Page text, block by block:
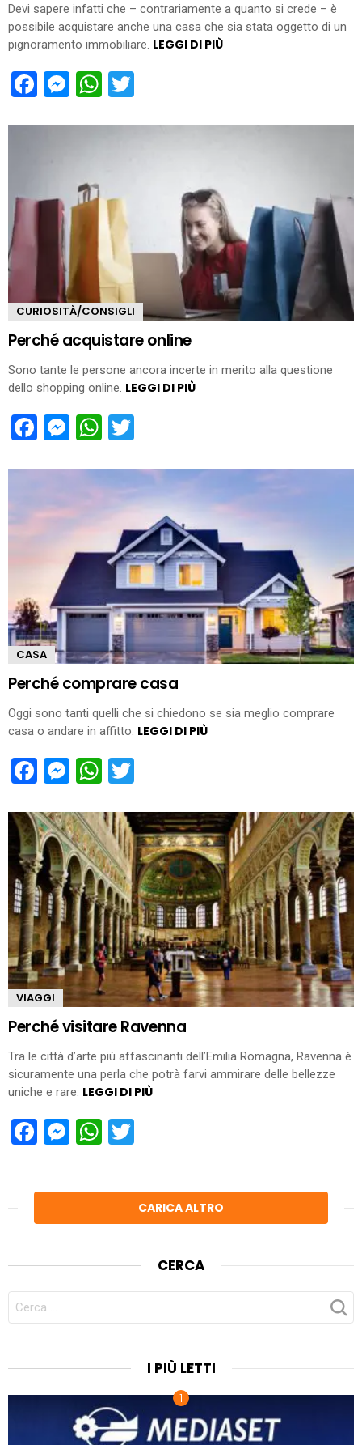
Devi sapere infatti che – contrariamente a quanto si crede – è
possibile acquistare anche una casa che sia stata oggetto di un
pignoramento immobiliare. LEGGI DI PIÙ
Facebook
Messenger
WhatsApp
CURIOSITÀ/CONSIGLI
Perché acquistare online
Sono tante le persone ancora incerte in merito alla questione
dello shopping online. LEGGI DI PIÙ
Facebook
Messenger
WhatsApp
CASA
Perché comprare casa
Oggi sono tanti quelli che si chiedono se sia meglio comprare
casa o andare in affitto. LEGGI DI PIÙ
Facebook
Messenger
WhatsApp
VIAGGI
Perché visitare Ravenna
Tra le città d’arte più affascinanti dell’Emilia Romagna, Ravenna è
sicuramente una perla che potrà farvi ammirare delle bellezze
uniche e rare. LEGGI DI PIÙ
Facebook
Messenger
WhatsApp
CARICA ALTRO
CERCA
CERCA
PER:
I PIÙ LETTI